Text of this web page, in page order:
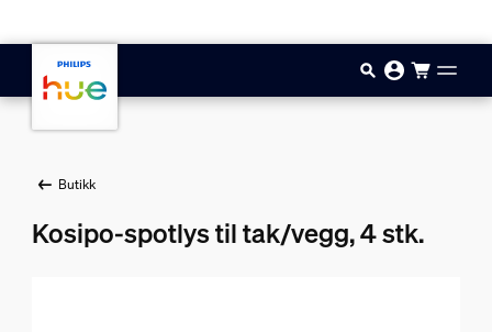
Butikk
Kosipo-spotlys til tak/vegg, 4 stk.